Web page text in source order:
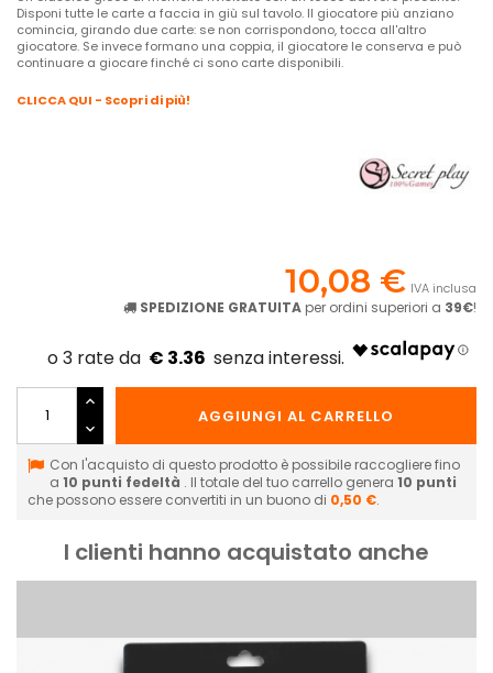
Disponi tutte le carte a faccia in giù sul tavolo. Il giocatore più anziano
comincia, girando due carte: se non corrispondono, tocca all'altro
giocatore. Se invece formano una coppia, il giocatore le conserva e può
continuare a giocare finché ci sono carte disponibili.
CLICCA QUI - Scopri di più!
10,08 € IVA inclusa
SPEDIZIONE GRATUITA per ordini superiori a 39€!
€ 3.36
AGGIUNGI AL CARRELLO
Con l'acquisto di questo prodotto è possibile raccogliere fino
a 10 punti fedeltà . Il totale del tuo carrello genera 10 punti
che possono essere convertiti in un buono di 0,50 €.
I clienti hanno acquistato anche